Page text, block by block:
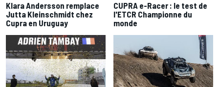
Klara Andersson remplace
Jutta Kleinschmidt chez
Cupra en Uruguay
CUPRA e-Racer : le test de
l'ETCR Championne du
monde